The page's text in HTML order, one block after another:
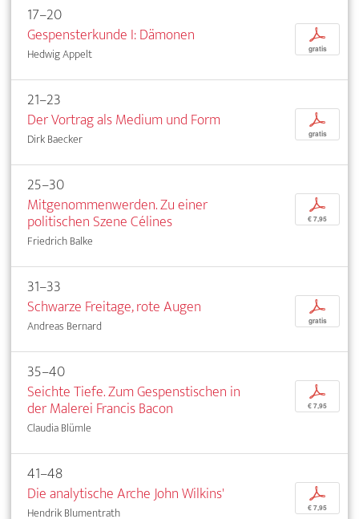
17–20
Gespensterkunde I: Dämonen
Hedwig Appelt
p
gratis
21–23
Der Vortrag als Medium und Form
Dirk Baecker
p
gratis
25–30
Mitgenommenwerden. Zu einer
politischen Szene Célines
Friedrich Balke
p
€ 7,95
31–33
Schwarze Freitage, rote Augen
Andreas Bernard
p
gratis
35–40
Seichte Tiefe. Zum Gespenstischen in
der Malerei Francis Bacon
Claudia Blümle
p
€ 7,95
41–48
Die analytische Arche John Wilkins'
Hendrik Blumentrath
p
€ 7,95